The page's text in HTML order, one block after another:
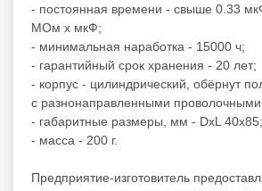
- постоянная времени - свыше 0.33
МОм x мкФ;
- минимальная наработка - 15000 ч;
- гарантийный срок хранения - 20 лет;
- корпус - цилиндрический, обёрнут
с разнонаправленными
- габаритные размеры, мм - DxL 40x85;
- масса - 200 г.
Предприятие-изготовитель